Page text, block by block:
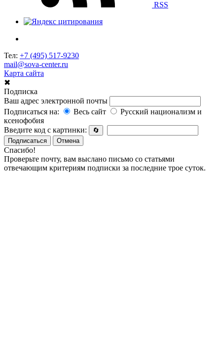
RSS
Тел: +7 (495) 517-9230
mail@sova-center.ru
Карта сайта
✖
Подписка
Ваш адрес электронной почты
Подписаться на:
Весь сайт
Русский национализм и
ксенофобия
Введите код с картинки:
🔄
Подписаться
Отмена
Спасибо!
Проверьте почту, вам выслано письмо со статьями
отвечающим критериям подписки за последние трое суток.